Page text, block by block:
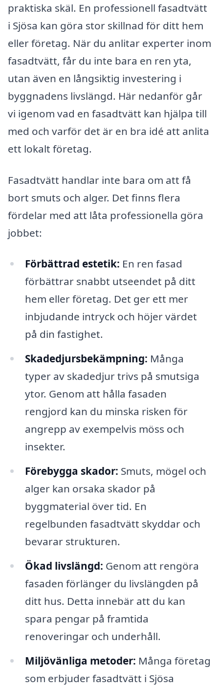
praktiska skäl. En professionell fasadtvätt
i Sjösa kan göra stor skillnad för ditt hem
eller företag. När du anlitar experter inom
fasadtvätt, får du inte bara en ren yta,
utan även en långsiktig investering i
byggnadens livslängd. Här nedanför går
vi igenom vad en fasadtvätt kan hjälpa till
med och varför det är en bra idé att anlita
ett lokalt företag.
Fasadtvätt handlar inte bara om att få
bort smuts och alger. Det finns flera
fördelar med att låta professionella göra
jobbet:
Förbättrad estetik: En ren fasad
förbättrar snabbt utseendet på ditt
hem eller företag. Det ger ett mer
inbjudande intryck och höjer värdet
på din fastighet.
Skadedjursbekämpning: Många
typer av skadedjur trivs på smutsiga
ytor. Genom att hålla fasaden
rengjord kan du minska risken för
angrepp av exempelvis möss och
insekter.
Förebygga skador: Smuts, mögel och
alger kan orsaka skador på
byggmaterial över tid. En
regelbunden fasadtvätt skyddar och
bevarar strukturen.
Ökad livslängd: Genom att rengöra
fasaden förlänger du livslängden på
ditt hus. Detta innebär att du kan
spara pengar på framtida
renoveringar och underhåll.
Miljövänliga metoder: Många företag
som erbjuder fasadtvätt i Sjösa